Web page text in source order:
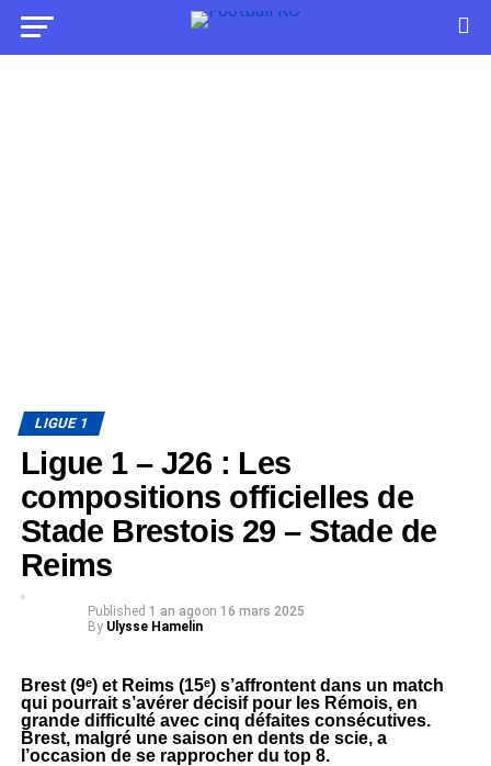
LIGUE 1
Ligue 1 – J26 : Les
compositions officielles de
Stade Brestois 29 – Stade de
Reims
Published 1 an agoon 16 mars 2025
By Ulysse Hamelin
Brest (9ᵉ) et Reims (15ᵉ) s’affrontent dans un match
qui pourrait s’avérer décisif pour les Rémois, en
grande difficulté avec cinq défaites consécutives.
Brest, malgré une saison en dents de scie, a
l’occasion de se rapprocher du top 8.